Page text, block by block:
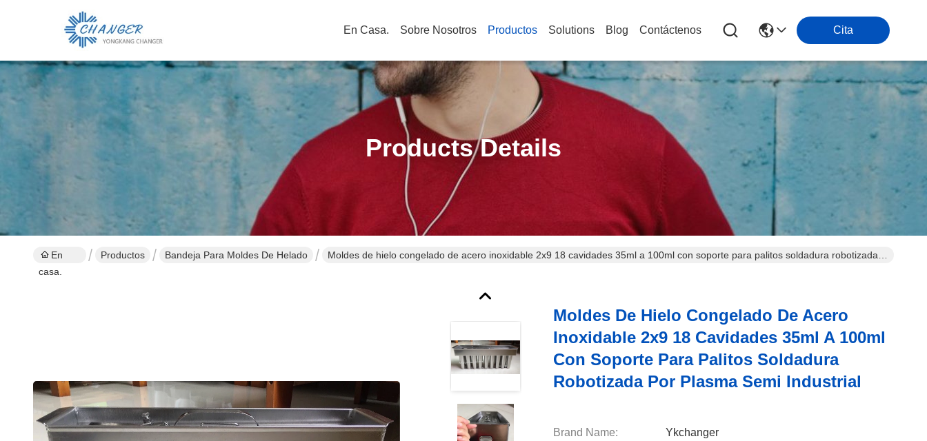
En Casa. Sobre Nosotros Productos Solutions Blog Contáctenos Cita
Products Details
En
casa.
Productos Bandeja Para Moldes De Helado
Moldes de hielo congelado de acero inoxidable 2x9 18 cavidades 35ml a 100ml con soporte para palitos soldadura robotizada
Moldes De Hielo Congelado De Acero
Inoxidable 2x9 18 Cavidades 35ml A 100ml
Con Soporte Para Palitos Soldadura
Robotizada Por Plasma Semi Industrial
Brand Name: Ykchanger